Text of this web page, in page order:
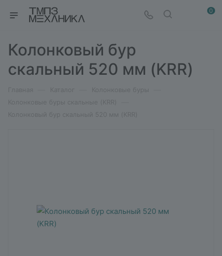
0
Колонковый бур
скальный 520 мм (KRR)